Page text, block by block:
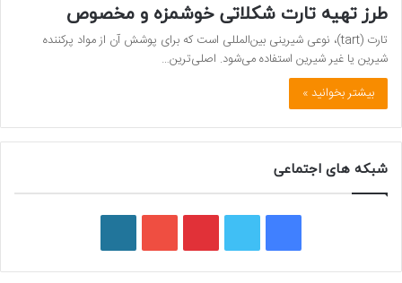
طرز تهیه تارت شکلاتی خوشمزه و مخصوص
تارت (tart)، نوعی شیرینی بین‌المللی است که برای پوشش آن از مواد پرکننده
شیرین یا غیر شیرین استفاده می‌شود. اصلی‌ترین…
بیشتر بخوانید »
شبکه های اجتماعی
ی
و
ی
و
ر